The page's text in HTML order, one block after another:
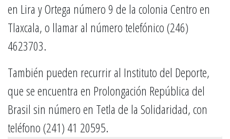
en Lira y Ortega número 9 de la colonia Centro en
Tlaxcala, o llamar al número telefónico (246)
4623703.
También pueden recurrir al Instituto del Deporte,
que se encuentra en Prolongación República del
Brasil sin número en Tetla de la Solidaridad, con
teléfono (241) 41 20595.